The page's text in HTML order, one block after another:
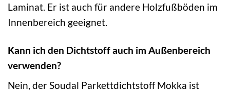
Laminat. Er ist auch für andere Holzfußböden im
Innenbereich geeignet.
Kann ich den Dichtstoff auch im Außenbereich
verwenden?
Nein, der Soudal Parkettdichtstoff Mokka ist